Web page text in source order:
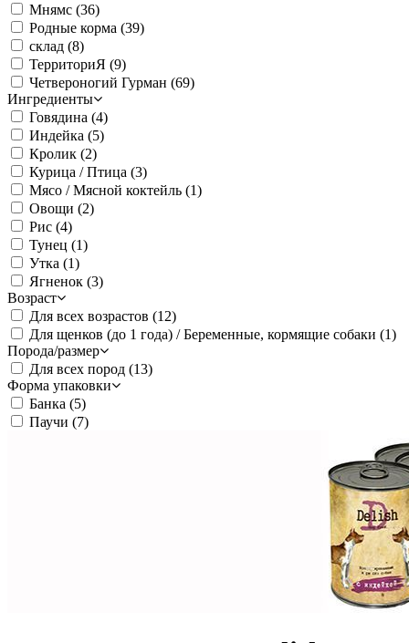
Мнямс (36)
Родные корма (39)
склад (8)
ТерриториЯ (9)
Четвероногий Гурман (69)
Ингредиенты
Говядина (4)
Индейка (5)
Кролик (2)
Курица / Птица (3)
Мясо / Мясной коктейль (1)
Овощи (2)
Рис (4)
Тунец (1)
Утка (1)
Ягненок (3)
Возраст
Для всех возрастов (12)
Для щенков (до 1 года) / Беременные, кормящие собаки (1)
Порода/размер
Для всех пород (13)
Форма упаковки
Банка (5)
Паучи (7)